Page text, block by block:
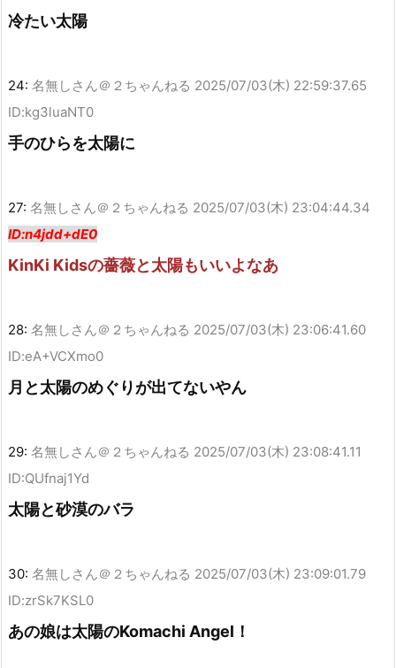
冷たい太陽
24: 名無しさん＠２ちゃんねる 2025/07/03(木) 22:59:37.65
ID:kg3luaNT0
手のひらを太陽に
27: 名無しさん＠２ちゃんねる 2025/07/03(木) 23:04:44.34
ID:n4jdd+dE0
KinKi Kidsの薔薇と太陽もいいよなあ
28: 名無しさん＠２ちゃんねる 2025/07/03(木) 23:06:41.60
ID:eA+VCXmo0
月と太陽のめぐりが出てないやん
29: 名無しさん＠２ちゃんねる 2025/07/03(木) 23:08:41.11
ID:QUfnaj1Yd
太陽と砂漠のバラ
30: 名無しさん＠２ちゃんねる 2025/07/03(木) 23:09:01.79
ID:zrSk7KSL0
あの娘は太陽のKomachi Angel！